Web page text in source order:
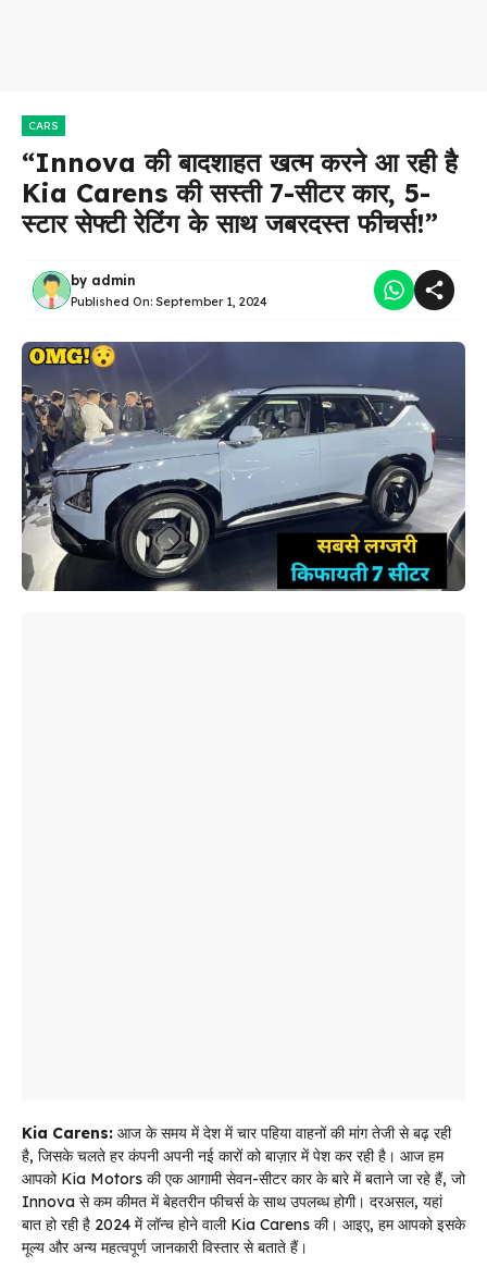
CARS
“Innova की बादशाहत खत्म करने आ रही है
Kia Carens की सस्ती 7-सीटर कार, 5-
स्टार सेफ्टी रेटिंग के साथ जबरदस्त फीचर्स!”
by admin
Published On: September 1, 2024
Kia Carens: आज के समय में देश में चार पहिया वाहनों की मांग तेजी से बढ़ रही
है, जिसके चलते हर कंपनी अपनी नई कारों को बाज़ार में पेश कर रही है। आज हम
आपको Kia Motors की एक आगामी सेवन-सीटर कार के बारे में बताने जा रहे हैं, जो
Innova से कम कीमत में बेहतरीन फीचर्स के साथ उपलब्ध होगी। दरअसल, यहां
बात हो रही है 2024 में लॉन्च होने वाली Kia Carens की। आइए, हम आपको इसके
मूल्य और अन्य महत्वपूर्ण जानकारी विस्तार से बताते हैं।